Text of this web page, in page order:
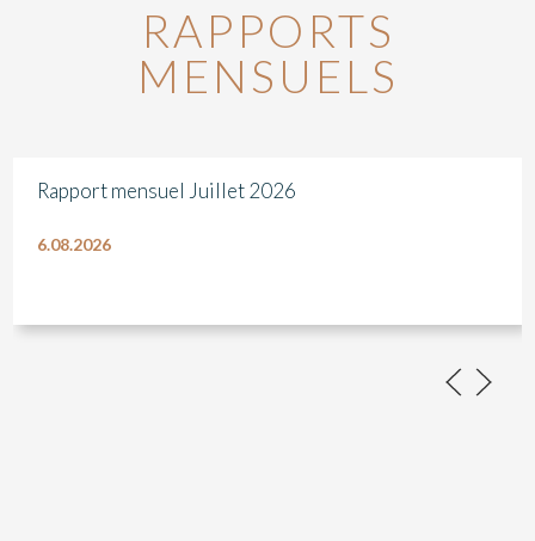
RAPPORTS
MENSUELS
Rapport mensuel Juillet 2026
6.08.2026